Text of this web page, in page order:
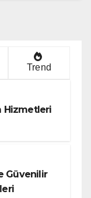
Trend
Hizmetleri
Güvenilir